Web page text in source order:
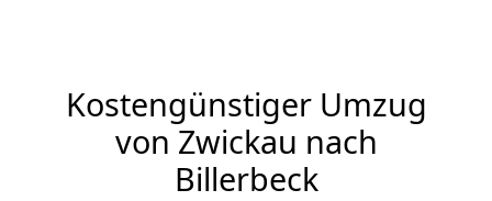
Kostengünstiger Umzug
von Zwickau nach
Billerbeck